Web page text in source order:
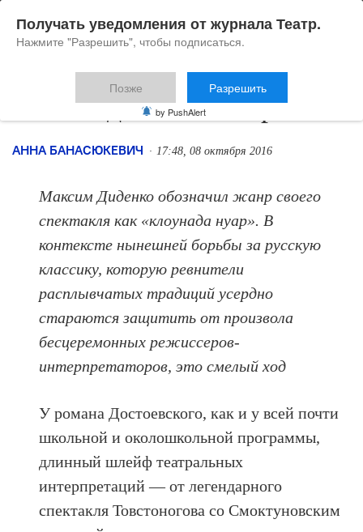
Как бледен ваш Пьеро
АННА БАНАСЮКЕВИЧ 17:48, 08 октября 2016
Максим Диденко обозначил жанр своего
спектакля как «клоунада нуар». В
контексте нынешней борьбы за русскую
классику, которую ревнители
расплывчатых традиций усердно
стараются защитить от произвола
бесцеремонных режиссеров-
интерпретаторов, это смелый ход
У романа Достоевского, как и у всей почти
школьной и околошкольной программы,
длинный шлейф театральных
интерпретаций — от легендарного
спектакля Товстоногова со Смоктуновским
Получать уведомления от журнала Театр.
Нажмите "Разрешить", чтобы подписаться.
Позже Разрешить
by PushAlert